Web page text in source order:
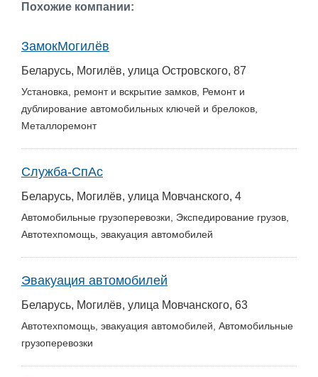
Похожие компании:
ЗамокМогилёв
Беларусь, Могилёв, улица Островского, 87
Установка, ремонт и вскрытие замков, Ремонт и
дублирование автомобильных ключей и брелоков,
Металлоремонт
Служба-СпАс
Беларусь, Могилёв, улица Мовчанского, 4
Автомобильные грузоперевозки, Экспедирование грузов,
Автотехпомощь, эвакуация автомобилей
Эвакуация автомобилей
Беларусь, Могилёв, улица Мовчанского, 63
Автотехпомощь, эвакуация автомобилей, Автомобильные
грузоперевозки